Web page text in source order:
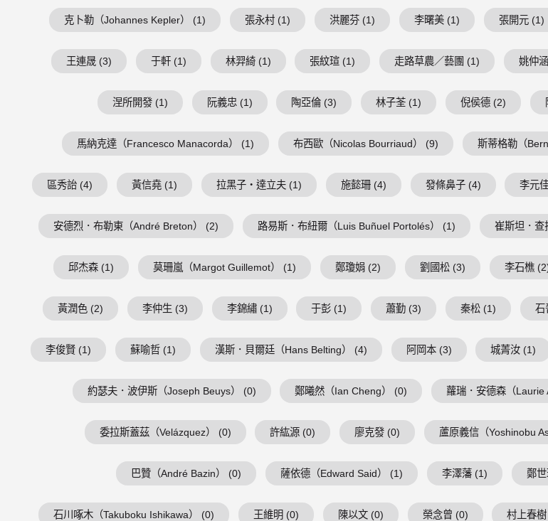
克卜勒（Johannes Kepler） (1) 張永村 (1) 洪麗芬 (1) 李曙美 (1) 張開元 (1)
王連晟 (3) 于軒 (1) 林羿綺 (1) 張紋瑄 (1) 走路草農／藝團 (1) 姚仲
涅所開發 (1) 阮義忠 (1) 陶亞倫 (3) 林子荃 (1) 倪侯德 (2)
馬納克達（Francesco Manacorda） (1) 布西歐（Nicolas Bourriaud） (9) 斯蒂格勒（
區秀詒 (4) 黃信堯 (1) 拉黑子・達立夫 (1) 施懿珊 (4) 發條鼻子 (4) 李元
安德烈．布勒東（André Breton） (2) 路易斯．布紐爾（Luis Buñuel Portolés） (1) 崔斯坦．查
邱杰森 (1) 莫珊嵐（Margot Guillemot） (1) 鄭瓊娟 (2) 劉國松 (3) 李石樵
黃潤色 (2) 李仲生 (3) 李錦繡 (1) 于彭 (1) 蕭勤 (3) 秦松 (1) 石
李俊賢 (1) 蘇喻哲 (1) 漢斯．貝爾廷（Hans Belting） (4) 阿岡本 (3) 城菁汝 (1)
約瑟夫．波伊斯（Joseph Beuys） (0) 鄭曦然（Ian Cheng） (0) 蘿瑞．安德森（Laurie
委拉斯蓋茲（Velázquez） (0) 許紘源 (0) 廖克發 (0) 蘆原義信（Yoshinobu
巴贊（André Bazin） (0) 薩依德（Edward Said） (1) 李澤藩 (1) 鄭
石川啄木（Takuboku Ishikawa） (0) 王維明 (0) 陳以文 (0) 榮念曾 (0) 村上春